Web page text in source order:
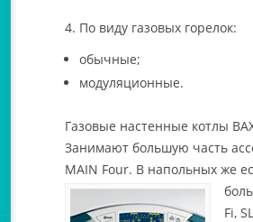
4. По виду газовых горелок:
обычные;
модуляционные.
Газовые настенные котлы
Занимают большую часть
MAIN Four. В напольных же
Fi,